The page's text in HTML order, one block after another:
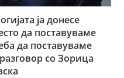
ја донесе
да поставуваме
да поставуваме
со Зорица